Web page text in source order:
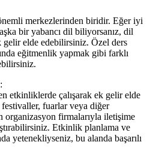
merkezlerinden biridir. Eğer iyi
bir yabancı dil biliyorsanız, dil
elde edebilirsiniz. Özel ders
eğitmenlik yapmak gibi farklı
etkinliklerde çalışarak ek gelir elde
fuarlar veya diğer
firmalarıyla iletişime
Etkinlik planlama ve
yetenekliyseniz, bu alanda başarılı